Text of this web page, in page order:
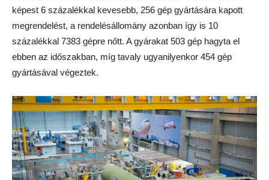
képest 6 százalékkal kevesebb, 256 gép gyártására kapott
megrendelést, a rendelésállomány azonban így is 10
százalékkal 7383 gépre nőtt. A gyárakat 503 gép hagyta el
ebben az időszakban, míg tavaly ugyanilyenkor 454 gép
gyártásával végeztek.